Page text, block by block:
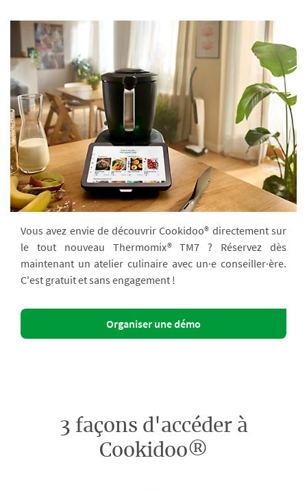
Vous avez envie de découvrir Cookidoo® directement sur
le tout nouveau Thermomix® TM7 ? Réservez dès
maintenant un atelier culinaire avec un·e conseiller·ère.
C'est gratuit et sans engagement !
Organiser une démo
3 façons d'accéder à
Cookidoo®